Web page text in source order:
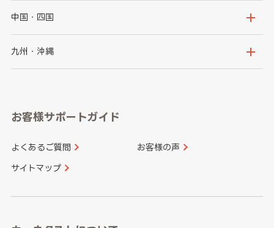
千葉県
神奈川県
石川県
山梨県
愛知県
大阪府
京都府
和歌山県
中国・四国
鳥取県
山口県
香川県 愛媛県
九州・沖縄
長崎県
大分県 宮崎県
お客様サポートガイド
よくあるご質問 お客様の声
サイトマップ